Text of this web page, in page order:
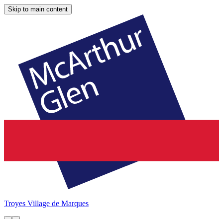
Skip to main content
Troyes Village de Marques